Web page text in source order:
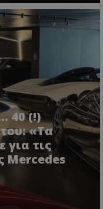
40 (!)
«Τα
για τις
Mercedes